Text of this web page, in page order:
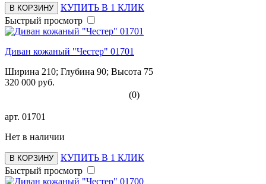
В КОРЗИНУ
КУПИТЬ В 1 КЛИК
Быстрый просмотр
Диван кожаный "Честер" 01701
Ширина 210; Глубина 90; Высота 75
320 000 руб.
(0)
арт. 01701
Нет в наличии
В КОРЗИНУ
КУПИТЬ В 1 КЛИК
Быстрый просмотр